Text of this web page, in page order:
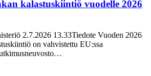
kalastuskiintiö vuodelle 2026
2.7.2026 13.33Tiedote Vuoden 2026
on vahvistettu EU:ssa